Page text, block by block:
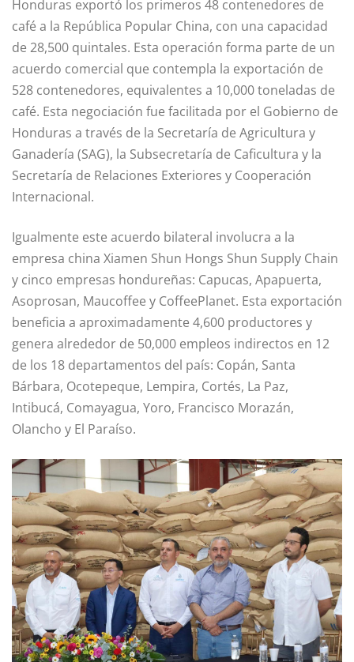
Honduras exportó los primeros 48 contenedores de
café a la República Popular China, con una capacidad
de 28,500 quintales. Esta operación forma parte de un
acuerdo comercial que contempla la exportación de
528 contenedores, equivalentes a 10,000 toneladas de
café. Esta negociación fue facilitada por el Gobierno de
Honduras a través de la Secretaría de Agricultura y
Ganadería (SAG), la Subsecretaría de Caficultura y la
Secretaría de Relaciones Exteriores y Cooperación
Internacional.
Igualmente este acuerdo bilateral involucra a la
empresa china Xiamen Shun Hongs Shun Supply Chain
y cinco empresas hondureñas: Capucas, Apapuerta,
Asoprosan, Maucoffee y CoffeePlanet. Esta exportación
beneficia a aproximadamente 4,600 productores y
genera alrededor de 50,000 empleos indirectos en 12
de los 18 departamentos del país: Copán, Santa
Bárbara, Ocotepeque, Lempira, Cortés, La Paz,
Intibucá, Comayagua, Yoro, Francisco Morazán,
Olancho y El Paraíso.